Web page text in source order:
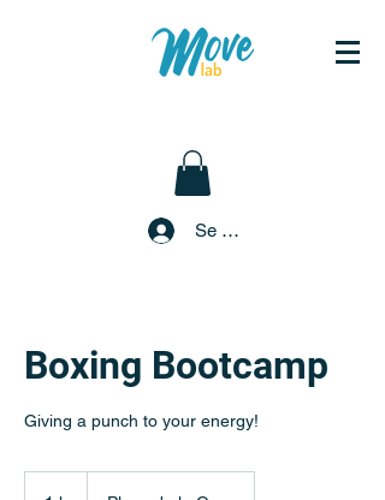
Se connecter
Boxing Bootcamp
Giving a punch to your energy!